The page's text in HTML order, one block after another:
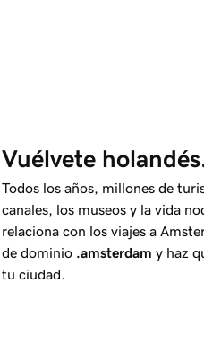
Vuélvete
Todos los años, millones de
canales, los museos y la vida
relaciona con los viajes a
de dominio .amsterdam y haz
tu ciudad.